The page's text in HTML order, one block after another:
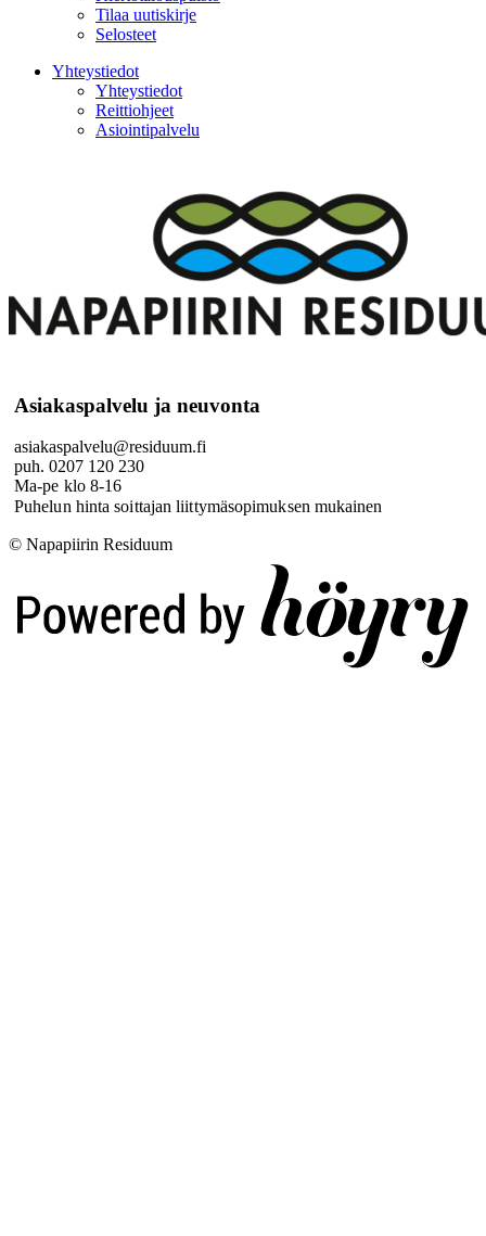
Tilaa uutiskirje
Selosteet
Yhteystiedot
Yhteystiedot
Reittiohjeet
Asiointipalvelu
Asiakaspalvelu ja neuvonta
asiakaspalvelu@residuum.fi
puh. 0207 120 230
Ma-pe klo 8-16
Puhelun hinta soittajan liittymäsopimuksen mukainen
© Napapiirin Residuum